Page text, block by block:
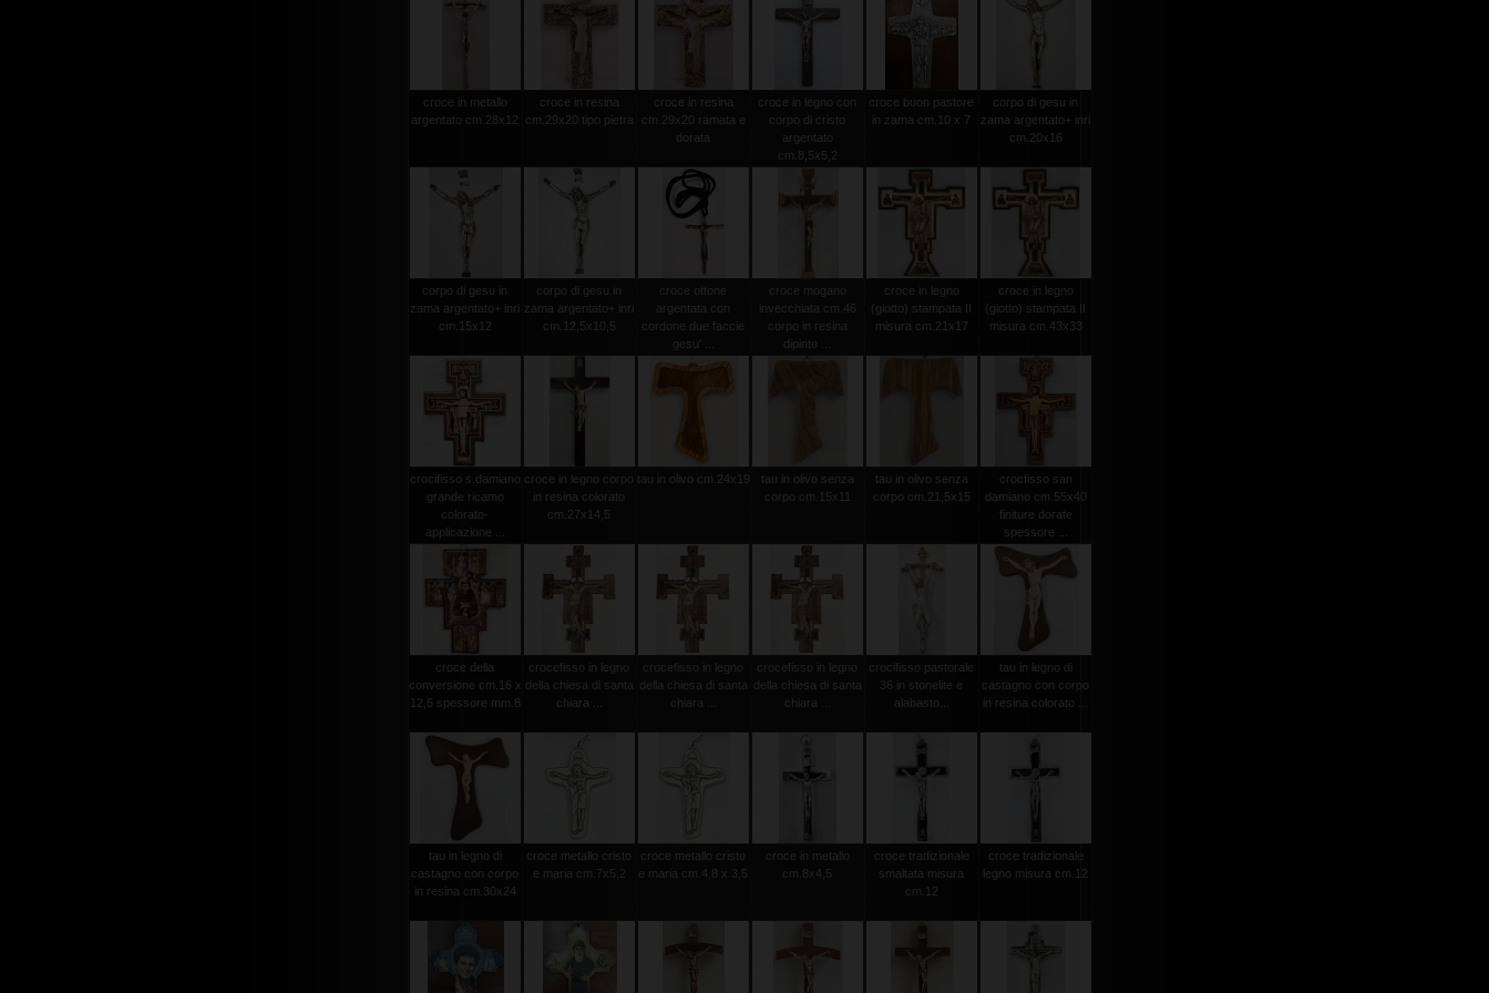
croce in metallo
argentato cm.28x12
croce in resina
cm.29x20 tipo pietra
croce in resina
cm.29x20 ramata e
dorata
croce in legno con
corpo di cristo
argentato
cm.8,5x5,2
croce buon pastore
in zama cm.10 x 7
corpo di gesu in
zama argentato+ inri
cm.20x16
corpo di gesu in
zama argentato+ inri
cm.15x12
corpo di gesu in
zama argentato+ inri
cm.12,5x10,5
croce ottone
argentata con
cordone due faccie
gesu' ...
croce mogano
invecchiata cm.46
corpo in resina
dipinto ...
croce in legno
(giotto) stampata II
misura cm.21x17
croce in legno
(giotto) stampata II
misura cm.43x33
crocifisso s.damiano
grande ricamo
colorato-
applicazione ...
croce in legno corpo
in resina colorato
cm.27x14,5
tau in olivo cm.24x19
tau in olivo senza
corpo cm.15x11
tau in olivo senza
corpo cm.21,5x15
crocfisso san
damiano cm.55x40
finiture dorate
spessore ...
croce della
conversione cm.16 x
12,5 spessore mm.8
crocefisso in legno
della chiesa di santa
chiara ...
crocefisso in legno
della chiesa di santa
chiara ...
crocefisso in legno
della chiesa di santa
chiara ...
crocifisso pastorale
36 in stonelite e
alabasto...
tau in legno di
castagno con corpo
in resina colorato ...
tau in legno di
castagno con corpo
in resina cm.30x24
croce metallo cristo
e maria cm.7x5,2
croce metallo cristo
e maria cm.4,8 x 3,5
croce in metallo
cm.8x4,5
croce tradizionale
smaltata misura
cm.12
croce tradizionale
legno misura cm.12